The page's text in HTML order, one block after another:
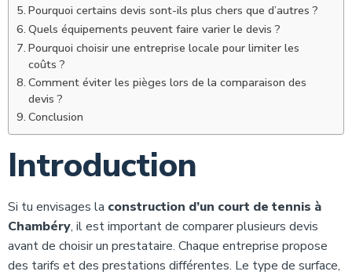
Pourquoi certains devis sont-ils plus chers que d’autres ?
Quels équipements peuvent faire varier le devis ?
Pourquoi choisir une entreprise locale pour limiter les
coûts ?
Comment éviter les pièges lors de la comparaison des
devis ?
Conclusion
Introduction
Si tu envisages la construction d’un court de tennis à
Chambéry, il est important de comparer plusieurs devis
avant de choisir un prestataire. Chaque entreprise propose
des tarifs et des prestations différentes. Le type de surface,